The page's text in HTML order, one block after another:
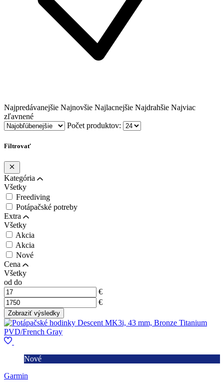
Najpredávanejšie Najnovšie Najlacnejšie Najdrahšie Najviac
zľavnené
Počet produktov:
Filtrovať
Kategória
Všetky
Freediving
Potápačské potreby
Extra
Všetky
Akcia
Akcia
Nové
Cena
Všetky
od do
€
€
Nové
Garmin